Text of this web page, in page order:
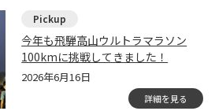
今年も飛騨高山ウルトラマラソン
100kmに挑戦してきました！
2026年6月16日
詳細を見る